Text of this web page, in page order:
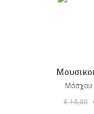
Μόσχου
€ 14,00